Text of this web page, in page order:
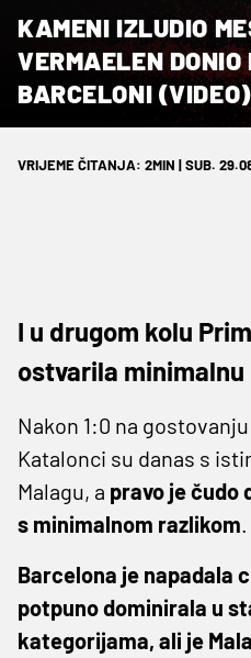
KAMENI IZLUDIO
VERMAELEN DONIO
BARCELONI (VIDEO)
VRIJEME ČITANJA: 2MIN | SUB.
I u drugom kolu
ostvarila minimalnu
Nakon 1:0 na
Katalonci su danas s
Malagu, a pravo je čudo
s minimalnom razlikom.
Barcelona je napadala
potpuno dominirala u
kategorijama, ali je